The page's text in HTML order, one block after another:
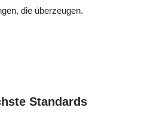
die überzeugen.
Standards